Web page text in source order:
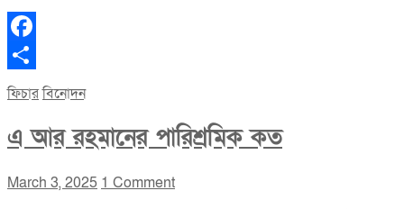
Facebook
Share
ফিচারবিনোদন
এ আর রহমানের পারিশ্রমিক কত
March 3, 2025 1 Comment